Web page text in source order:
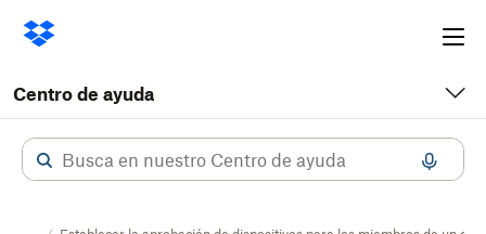
Centro de ayuda